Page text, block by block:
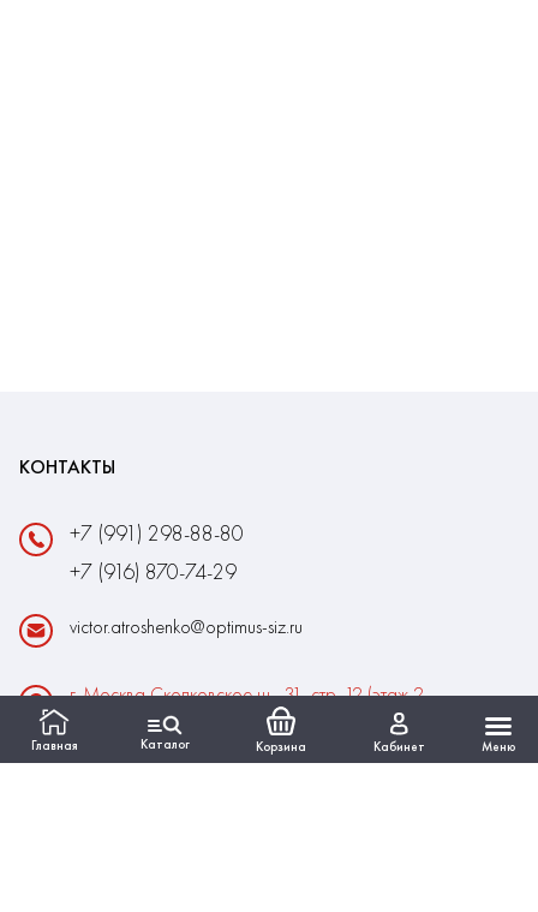
Главная Каталог Корзина Кабинет Меню
КОНТАКТЫ
+7 (991) 298-88-80
+7 (916) 870-74-29
victor.atroshenko@optimus-siz.ru
г. Москва Сколковское ш., 31, стр. 12 (этаж 2,
помещение 22)
Время работы: